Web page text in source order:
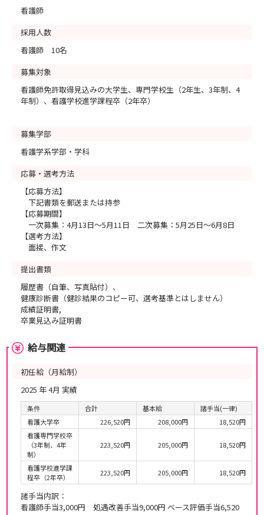
看護師
採用人数
看護師 10名
募集対象
看護師免許取得見込みの大学生、専門学校生（2年生、3年制、4
年制）、看護学校進学課程卒（2年卒）
募集学部
看護学系学部・学科
応募・選考方法
【応募方法】
下記書類を郵送または持参
【応募期間】
一次募集：4月13日～5月11日 二次募集：5月25日～6月8日
【選考方法】
面接、作文
提出書類
履歴書（自筆、写真貼付）、
健康診断書（健診結果のコピー可、選考基準とはしません）
成績証明書,
卒業見込み証明書
給与関連
初任給（月給制）
2025 年 4月 実績
条件 合計 基本給
諸手当(一律)
看護大学卒
226,520円 208,000円
18,520円
看護専門学校卒
（3年制、4年
制）
223,520円 205,000円 18,520円
看護学校進学課
程卒（2年卒）
223,520円 205,000円 18,520円
諸手当内訳：
看護師手当3,000円 処遇改善手当9,000円 ベース評価手当6,520